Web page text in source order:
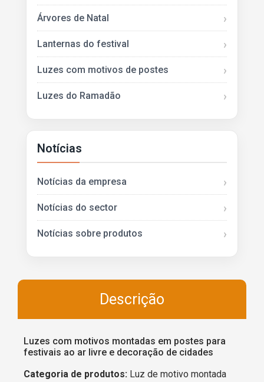
Árvores de Natal
Lanternas do festival
Luzes com motivos de postes
Luzes do Ramadão
Notícias
Notícias da empresa
Notícias do sector
Notícias sobre produtos
Descrição
Luzes com motivos montadas em postes para
festivais ao ar livre e decoração de cidades
Categoria de produtos: Luz de motivo montada